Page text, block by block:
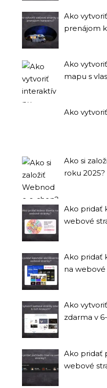
Ako
prenájom
Ako
mapu s
Ako
Ako si
roku 2025?
Ako pridať
webové
Ako pridať
na webové
Ako
zdarma v
Ako pridať
webové